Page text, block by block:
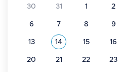
30 31 1 2
6 7 8 9
13 See all the events of
14April 2026
15 16
20 21 22 23